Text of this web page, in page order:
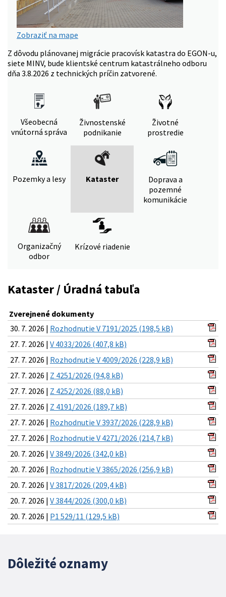
Zobraziť na mape
Z dôvodu plánovanej migrácie pracovísk katastra do EGON-u,
siete MINV, bude klientské centrum katastrálneho odboru
dňa 3.8.2026 z technických príčin zatvorené.
Všeobecná
vnútorná správa
Živnostenské
podnikanie
Životné
prostredie
Pozemky a lesy Kataster
Doprava a
pozemné
komunikácie
Organizačný
odbor
Krízové riadenie
Kataster / Úradná tabuľa
Zverejnené dokumenty
30. 7. 2026 | Rozhodnutie V 7191/2025 (198,5 kB)
27. 7. 2026 | V 4033/2026 (407,8 kB)
27. 7. 2026 | Rozhodnutie V 4009/2026 (228,9 kB)
27. 7. 2026 | Z 4251/2026 (94,8 kB)
27. 7. 2026 | Z 4252/2026 (88,0 kB)
27. 7. 2026 | Z 4191/2026 (189,7 kB)
27. 7. 2026 | Rozhodnutie V 3937/2026 (228,9 kB)
27. 7. 2026 | Rozhodnutie V 4271/2026 (214,7 kB)
20. 7. 2026 | V 3849/2026 (342,0 kB)
20. 7. 2026 | Rozhodnutie V 3865/2026 (256,9 kB)
20. 7. 2026 | V 3817/2026 (209,4 kB)
20. 7. 2026 | V 3844/2026 (300,0 kB)
20. 7. 2026 | P1 529/11 (129,5 kB)
Dôležité oznamy